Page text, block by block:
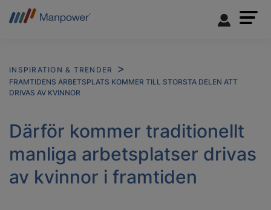
INSPIRATION & TRENDER
FRAMTIDENS ARBETSPLATS KOMMER TILL STORSTA DELEN ATT
DRIVAS AV KVINNOR
Därför kommer traditionellt
manliga arbetsplatser drivas
av kvinnor i framtiden